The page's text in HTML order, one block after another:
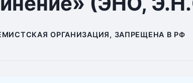
ОРГАНИЗАЦИЯ, ЗАПРЕЩЕНА В РФ